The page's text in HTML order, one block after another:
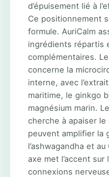
d’épuisement lié à
Ce positionnement
formule. AuriCalm
ingrédients répartis
complémentaires.
concerne la
interne, avec
maritime, le ginkgo
magnésium marin.
cherche à apaiser le
peuvent amplifier la
l’ashwagandha et
axe met l’accent
connexions